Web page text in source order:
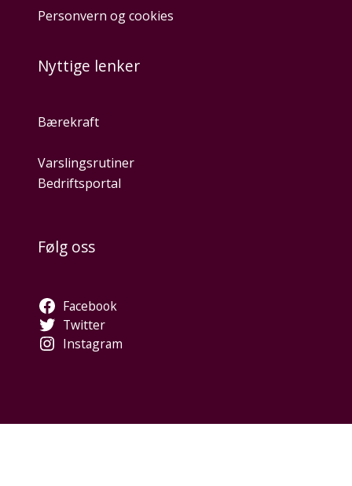
Personvern og cookies
Nyttige lenker
Bærekraft
Varslingsrutiner
Bedriftsportal
Følg oss
Facebook
Twitter
Instagram